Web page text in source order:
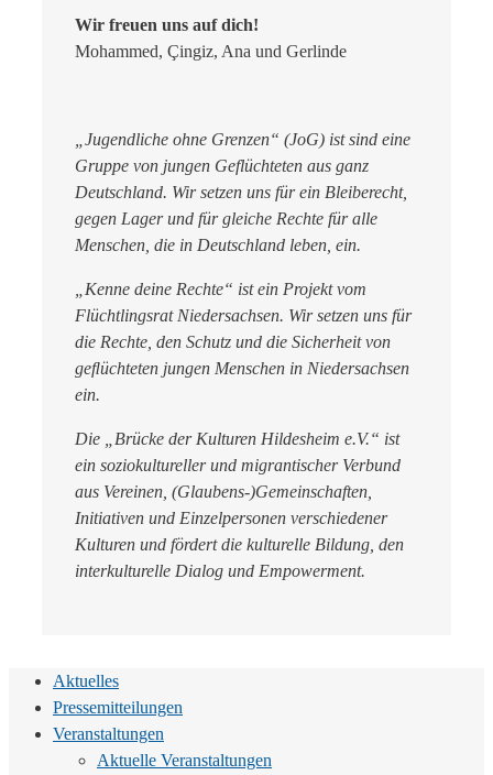
Wir freuen uns auf dich!
Mohammed, Çingiz, Ana und Gerlinde
„Jugendliche ohne Grenzen“ (JoG) ist sind eine
Gruppe von jungen Geflüchteten aus ganz
Deutschland. Wir setzen uns für ein Bleiberecht,
gegen Lager und für gleiche Rechte für alle
Menschen, die in Deutschland leben, ein.
„Kenne deine Rechte“ ist ein Projekt vom
Flüchtlingsrat Niedersachsen. Wir setzen uns für
die Rechte, den Schutz und die Sicherheit von
geﬂüchteten jungen Menschen in Niedersachsen
ein.
Die „Brücke der Kulturen Hildesheim e.V.“ ist
ein soziokultureller und migrantischer Verbund
aus Vereinen, (Glaubens-)Gemeinschaften,
Initiativen und Einzelpersonen verschiedener
Kulturen und fördert die kulturelle Bildung, den
interkulturelle Dialog und Empowerment.
Aktuelles
Pressemitteilungen
Veranstaltungen
Aktuelle Veranstaltungen